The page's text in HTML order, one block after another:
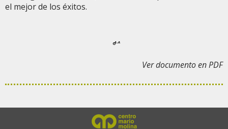
el mejor de los éxitos.
΅΅΅΅΅°΅΅΅΅΅
Ver documento en PDF